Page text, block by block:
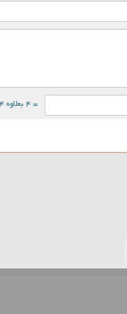
= ۴ بعلاوه ۴